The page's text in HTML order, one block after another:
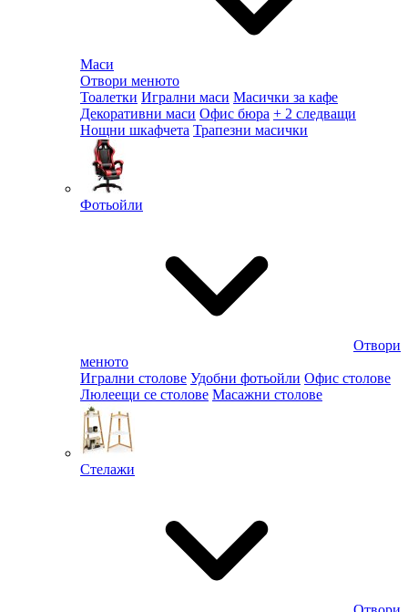
Маси
Отвори менюто
Тоалетки Игрални маси Масички за кафе
Декоративни маси Офис бюра + 2 следващи
Нощни шкафчета Трапезни масички
Фотьойли
Отвори
менюто
Игрални столове Удобни фотьойли Офис столове
Люлеещи се столове Масажни столове
Стелажи